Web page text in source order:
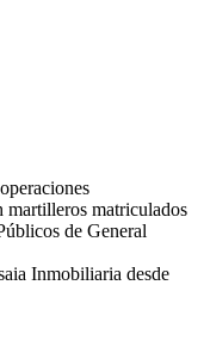
martilleros matriculados
de General
Inmobiliaria desde